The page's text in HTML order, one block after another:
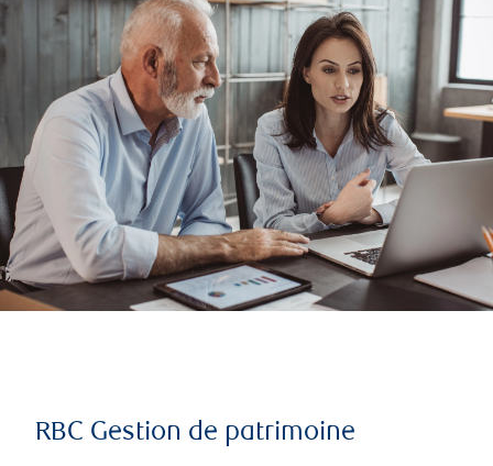
RBC Gestion de patrimoine